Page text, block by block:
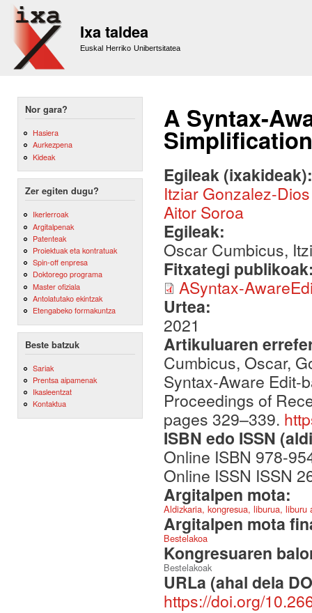
Ixa taldea
Euskal Herriko Unibertsitatea
Nor gara?
Hasiera
Aurkezpena
Kideak
Zer egiten dugu?
Ikerlerroak
Argitalpenak
Patenteak
Proiektuak eta kontratuak
Spin-off enpresa
Doktorego programa
Master ofiziala
Antolatutako ekintzak
Etengabeko formakuntza
Beste batzuk
Sariak
Prentsa aipamenak
Ikasleentzat
Kontaktua
A Syntax-
Simplification
Egileak
Itziar Gonzalez-Dios
Aitor Soroa
Egileak:
Oscar Cumbicus,
Fitxategi
ASyntax-
Urtea:
2021
Artikuluaren
Cumbicus, Oscar,
Syntax-Aware Edit-
Proceedings of
pages 329–339.
ISBN edo ISSN
Online ISBN 978-
Online ISSN ISSN
Argitalpen mota:
Aldizkaria, kongresua, liburua,
Argitalpen mota
Bestelakoa
Kongresuaren
Bestelakoak
URLa (ahal dela
https://doi.org/